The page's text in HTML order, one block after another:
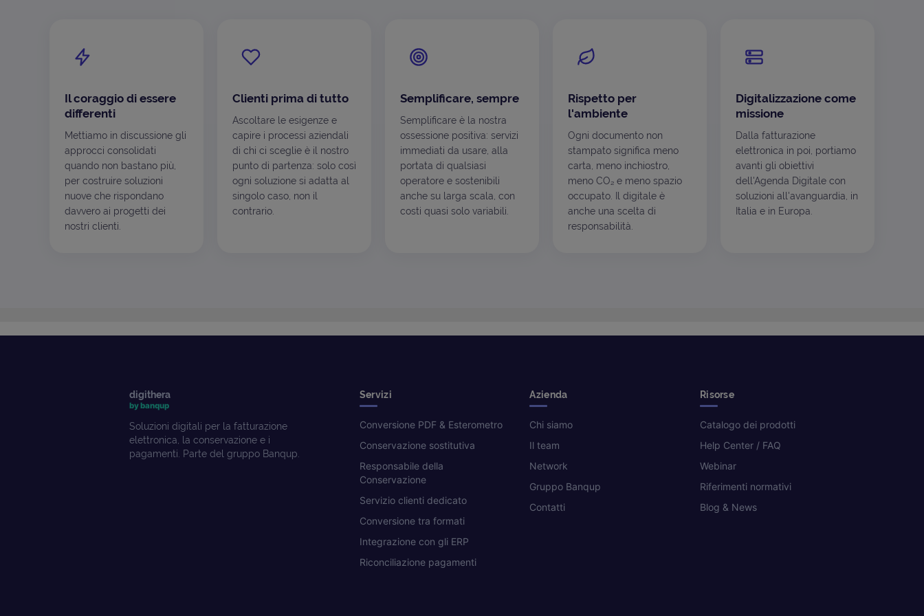
Il coraggio di essere
differenti
Mettiamo in discussione gli
approcci consolidati
quando non bastano più,
per costruire soluzioni
nuove che rispondano
davvero ai progetti dei
nostri clienti.
Clienti prima di tutto
Ascoltare le esigenze e
capire i processi aziendali
di chi ci sceglie è il nostro
punto di partenza: solo così
ogni soluzione si adatta al
singolo caso, non il
contrario.
Semplificare, sempre
Semplificare è la nostra
ossessione positiva: servizi
immediati da usare, alla
portata di qualsiasi
operatore e sostenibili
anche su larga scala, con
costi quasi solo variabili.
Rispetto per
l'ambiente
Ogni documento non
stampato significa meno
carta, meno inchiostro,
meno CO₂ e meno spazio
occupato. Il digitale è
anche una scelta di
responsabilità.
Digitalizzazione come
missione
Dalla fatturazione
elettronica in poi, portiamo
avanti gli obiettivi
dell'Agenda Digitale con
soluzioni all'avanguardia, in
Italia e in Europa.
digithera
by banqup
Soluzioni digitali per la fatturazione
elettronica, la conservazione e i
pagamenti. Parte del gruppo Banqup.
Servizi
Conversione PDF & Esterometro
Conservazione sostitutiva
Responsabile della
Conservazione
Servizio clienti dedicato
Conversione tra formati
Integrazione con gli ERP
Riconciliazione pagamenti
Azienda
Chi siamo
Il team
Network
Gruppo Banqup
Contatti
Risorse
Catalogo dei prodotti
Help Center / FAQ
Webinar
Riferimenti normativi
Blog & News